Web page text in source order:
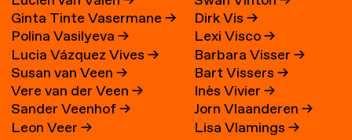
Ginta Tinte Vasermane→
Polina Vasilyeva→
Lucia Vázquez Vives→
Susan van Veen→
Vere van der Veen→
Sander Veenhof→
Leon Veer→
Dirk Vis→
Lexi Visco→
Barbara Visser→
Bart Vissers→
Inès Vivier→
Jorn Vlaanderen→
Lisa Vlamings→